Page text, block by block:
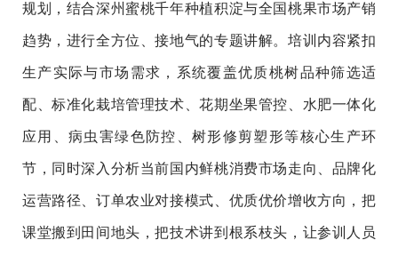
规划，结合深州蜜桃千年种植积淀与全国桃果市场产销
趋势，进行全方位、接地气的专题讲解。培训内容紧扣
生产实际与市场需求，系统覆盖优质桃树品种筛选适
配、标准化栽培管理技术、花期坐果管控、水肥一体化
应用、病虫害绿色防控、树形修剪塑形等核心生产环
节，同时深入分析当前国内鲜桃消费市场走向、品牌化
运营路径、订单农业对接模式、优质优价增收方向，把
课堂搬到田间地头，把技术讲到根系枝头，让参训人员